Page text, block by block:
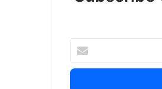
your
Email